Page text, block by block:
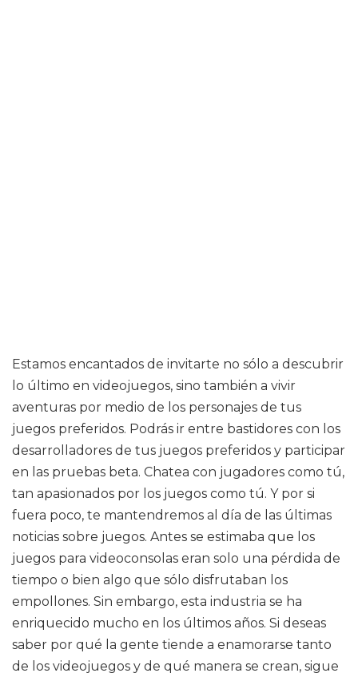
Estamos encantados de invitarte no sólo a descubrir
lo último en videojuegos, sino también a vivir
aventuras por medio de los personajes de tus
juegos preferidos. Podrás ir entre bastidores con los
desarrolladores de tus juegos preferidos y participar
en las pruebas beta. Chatea con jugadores como tú,
tan apasionados por los juegos como tú. Y por si
fuera poco, te mantendremos al día de las últimas
noticias sobre juegos. Antes se estimaba que los
juegos para videoconsolas eran solo una pérdida de
tiempo o bien algo que sólo disfrutaban los
empollones. Sin embargo, esta industria se ha
enriquecido mucho en los últimos años. Si deseas
saber por qué la gente tiende a enamorarse tanto
de los videojuegos y de qué manera se crean, sigue